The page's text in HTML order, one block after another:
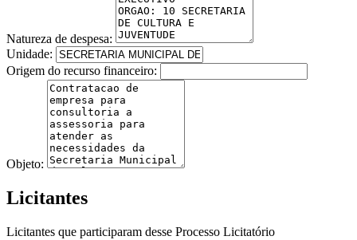
Natureza de despesa:
Unidade:
Origem do recurso financeiro:
Objeto:
Licitantes
Licitantes que participaram desse Processo Licitatório